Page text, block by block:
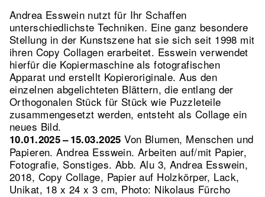
Andrea Esswein nutzt für Ihr Schaffen
unterschiedlichste Techniken. Eine ganz besondere
Stellung in der Kunstszene hat sie sich seit 1998 mit
ihren Copy Collagen erarbeitet. Esswein verwendet
hierfür die Kopiermaschine als fotografischen
Apparat und erstellt Kopieroriginale. Aus den
einzelnen abgelichteten Blättern, die entlang der
Orthogonalen Stück für Stück wie Puzzleteile
zusammengesetzt werden, entsteht als Collage ein
neues Bild.
10.01.2025 – 15.03.2025Von Blumen, Menschen und
Papieren. Andrea Esswein. Arbeiten auf/mit Papier,
Fotografie, Sonstiges. Abb. Alu 3, Andrea Esswein,
2018, Copy Collage, Papier auf Holzkörper, Lack,
Unikat, 18 x 24 x 3 cm, Photo: Nikolaus Fürcho